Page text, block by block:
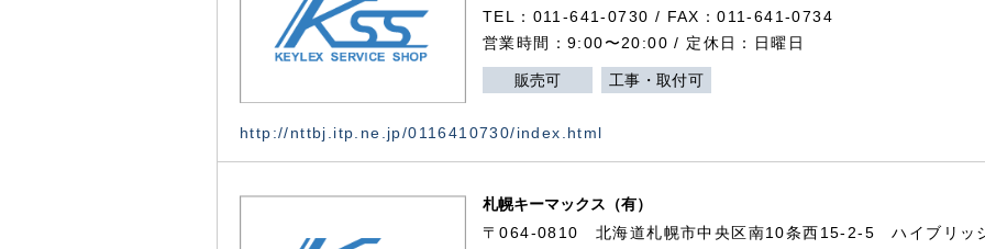
TEL：011-641-0730 / FAX：011-641-0734
営業時間：9:00〜20:00 / 定休日：日曜日
販売可 工事・取付可
http://nttbj.itp.ne.jp/0116410730/index.html
札幌キーマックス（有）
〒064-0810 北海道札幌市中央区南10条西15-2-5 ハイブリッ